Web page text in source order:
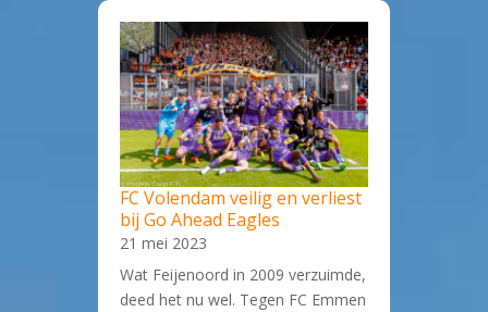
FC Volendam veilig en verliest
bij Go Ahead Eagles
21 mei 2023
Wat Feijenoord in 2009 verzuimde,
deed het nu wel. Tegen FC Emmen